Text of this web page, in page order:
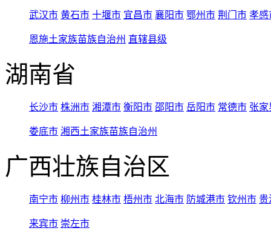
武汉市 黄石市 十堰市 宜昌市 襄阳市 鄂州市 荆门市 孝感
恩施土家族苗族自治州 直辖县级
湖南省
长沙市 株洲市 湘潭市 衡阳市 邵阳市 岳阳市 常德市 张家
娄底市 湘西土家族苗族自治州
广西壮族自治区
南宁市 柳州市 桂林市 梧州市 北海市 防城港市 钦州市 贵
来宾市 崇左市